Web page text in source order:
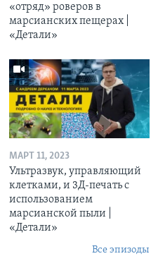
«отряд» роверов в
марсианских пещерах |
«Детали»
МАРТ 11, 2023
Ультразвук, управляющий
клетками, и 3Д-печать c
использованием
марсианской пыли |
«Детали»
Все эпизоды